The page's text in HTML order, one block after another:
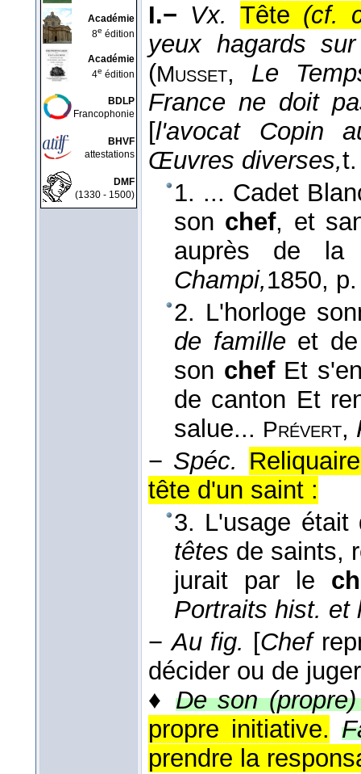
Académie
8e édition
Académie
4e édition
BDLP
Francophonie
BHVF
attestations
DMF
(1330 - 1500)
I.− Vx. Tête (cf.
yeux hagards
(Musset, Le
France ne doit
[l'avocat Copin
Œuvres diverses,
1. ... Cadet
son chef, et
auprès de
Champi,1850,
2. L'horloge
de famille et
son chef Et
de canton Et
salue... Prévert,
− Spéc.
tête d'un saint :
3. L'usage
têtes de saints,
jurait par le
Portraits hist. et
−Au fig. [Chef
décider ou de
♦ De son
propre initiative.
prendre la